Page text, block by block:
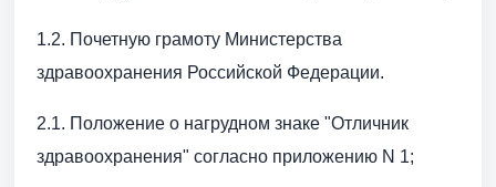
1.2. Почетную грамоту Министерства
здравоохранения Российской Федерации.
2.1. Положение о нагрудном знаке "Отличник
здравоохранения" согласно приложению N 1;